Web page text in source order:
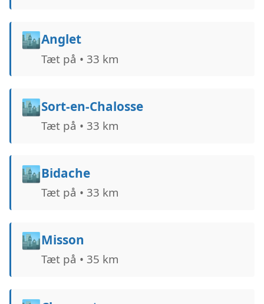
🏙️Anglet
Tæt på • 33 km
🏙️Sort-en-Chalosse
Tæt på • 33 km
🏙️Bidache
Tæt på • 33 km
🏙️Misson
Tæt på • 35 km